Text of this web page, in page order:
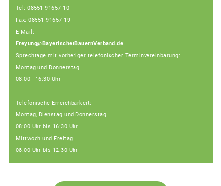
Tel: 08551 91657-10
Fax: 08551 91657-19
E-Mail:
Freyung@BayerischerBauernVerband.de
Sprechtage mit vorheriger telefonischer Terminvereinbarung:
Montag und Donnerstag
08:00 - 16:30 Uhr
Telefonische Erreichbarkeit:
Montag, Dienstag und Donnerstag
08:00 Uhr bis 16:30 Uhr
Mittwoch und Freitag
08:00 Uhr bis 12:30 Uhr